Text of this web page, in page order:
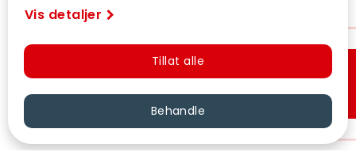
Vis detaljer
Tillat alle
Behandle Hurtigkjøp